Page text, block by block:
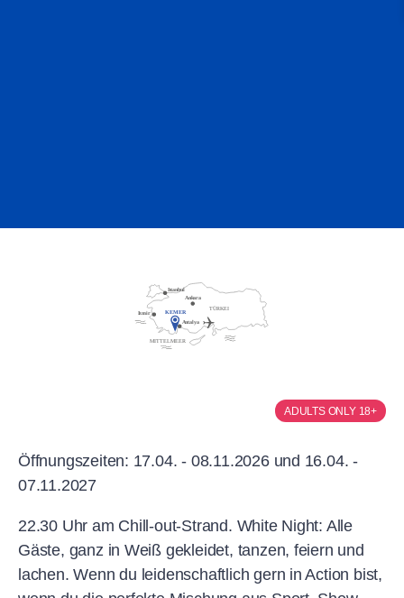
ADULTS ONLY 18+
Öffnungszeiten: 17.04. - 08.11.2026 und 16.04. -
07.11.2027
22.30 Uhr am Chill-out-Strand. White Night: Alle
Gäste, ganz in Weiß gekleidet, tanzen, feiern und
lachen. Wenn du leidenschaftlich gern in Action bist,